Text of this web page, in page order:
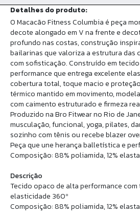
Detalhes do produto:
O Macacão Fitness Columbia é peça
decote alongado em V na frente e
profundo nas costas, construção
bailarinas que valoriza a estrutura das
com sofisticação. Construído em
performance que entrega excelente
cobertura total, toque macio e
térmico mantido em movimento,
com caimento estruturado e firmeza
Produzido na Bro Fitwear no Rio de
musculação, funcional, yoga, pilates,
sozinho com tênis ou recebe blazer
Peça que une herança balletística e
Composição: 88% poliamida, 12%
Descrição
Tecido opaco de alta performance
elasticidade 360º
Composição: 88% poliamida, 12%